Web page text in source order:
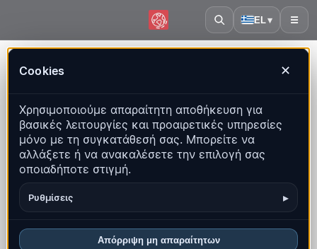
EL▾ ☰
Cookies ✕
Χρησιμοποιούμε απαραίτητη αποθήκευση για
βασικές λειτουργίες και προαιρετικές υπηρεσίες
μόνο με τη συγκατάθεσή σας. Μπορείτε να
αλλάξετε ή να ανακαλέσετε την επιλογή σας
οποιαδήποτε στιγμή.
Ρυθμίσεις ▸
Απόρριψη μη απαραίτητων
QuakeMap24
Ζωντανός χάρτης, στατιστικά και πρόσφατα γεγονότα
Άνοιγμα ιστορικού χάρτη
Τα πιο πρόσφατα σε αυτή τη χώρα
Κορυφαίες περιοχές Συχνές ερωτήσεις